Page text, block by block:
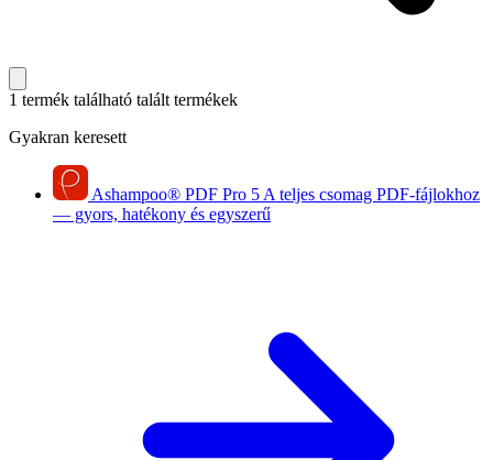
1 termék található talált termékek
Gyakran keresett
Ashampoo® PDF Pro 5 A teljes csomag PDF-fájlokhoz
— gyors, hatékony és egyszerű